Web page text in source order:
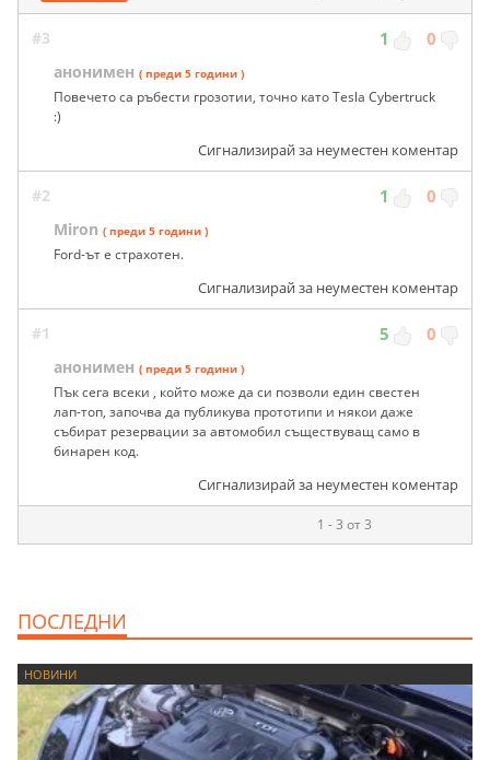
#3 1 0
анонимен ( преди 5 години )
Повечето са ръбести грозотии, точно като Tesla Cybertruck
:)
Сигнализирай за неуместен коментар
#2 1 0
Miron ( преди 5 години )
Ford-ът е страхотен.
Сигнализирай за неуместен коментар
#1 5 0
анонимен ( преди 5 години )
Пък сега всеки , който може да си позволи един свестен
лап-топ, започва да публикува прототипи и някои даже
събират резервации за автомобил съществуващ само в
бинарен код.
Сигнализирай за неуместен коментар
1 - 3 от 3
ПОСЛЕДНИ
НОВИНИ